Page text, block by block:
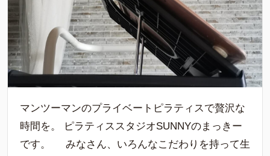
マンツーマンのプライベートピラティスで贅沢な
時間を。 ピラティススタジオSUNNYのまっきー
です。 みなさん、いろんなこだわりを持って生